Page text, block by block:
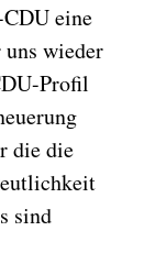
eine
wieder
Profil
die die
sind